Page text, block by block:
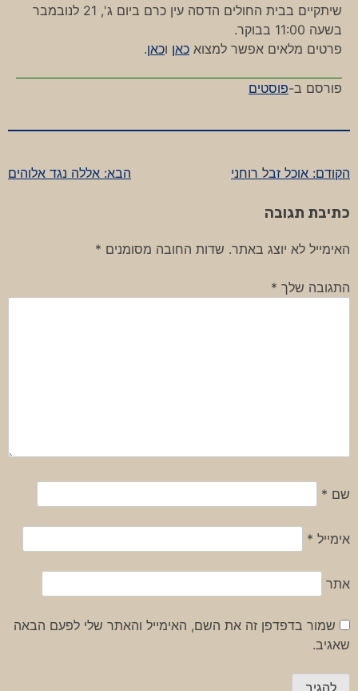
שיתקיים בבית החולים הדסה עין כרם ביום ג', 21 לנובמבר
בשעה 11:00 בבוקר.
פרטים מלאים אפשר למצוא כאן וכאן.
פורסם ב-פוסטים
ניווט
הקודם: אוכל זבל רוחני הבא: אללה נגד אלוהים
כתיבת תגובה
האימייל לא יוצג באתר. שדות החובה מסומנים *
התגובה שלך *
שם *
אימייל *
אתר
שמור בדפדפן זה את השם, האימייל והאתר שלי לפעם הבאה
שאגיב.